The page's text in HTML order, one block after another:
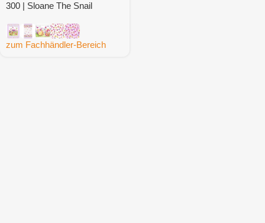
300 | Sloane The Snail
zum Fachhändler-Bereich